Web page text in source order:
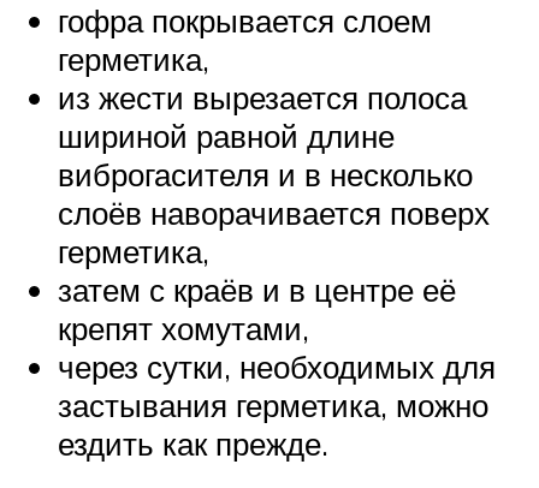
гофра покрывается слоем
герметика,
из жести вырезается полоса
шириной равной длине
виброгасителя и в несколько
слоёв наворачивается поверх
герметика,
затем с краёв и в центре её
крепят хомутами,
через сутки, необходимых для
застывания герметика, можно
ездить как прежде.